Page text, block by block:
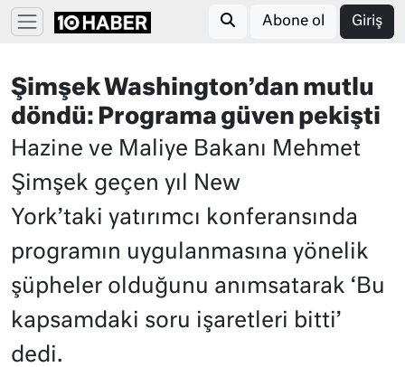
Abone ol Giriş
Şimşek Washington’dan mutlu
döndü: Programa güven pekişti
Hazine ve Maliye Bakanı Mehmet
Şimşek geçen yıl New
York’taki yatırımcı konferansında
programın uygulanmasına yönelik
şüpheler olduğunu anımsatarak ‘Bu
kapsamdaki soru işaretleri bitti’
dedi.